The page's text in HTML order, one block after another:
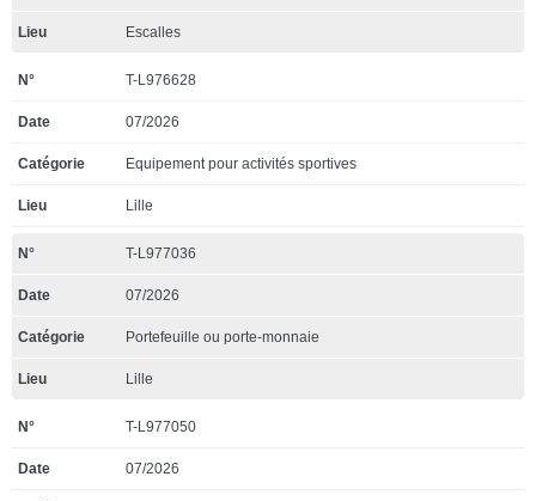
Escalles
T-L976628
07/2026
Equipement pour activités sportives
Lille
T-L977036
07/2026
Portefeuille ou porte-monnaie
Lille
T-L977050
07/2026